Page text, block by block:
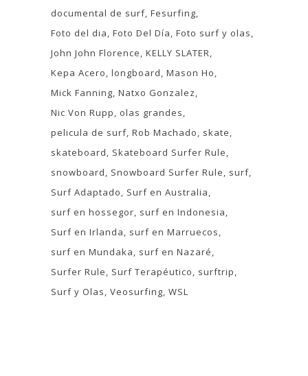
documental de surf Fesurfing
Foto del dia Foto Del Día Foto surf y olas
John John Florence KELLY SLATER
Kepa Acero longboard Mason Ho
Mick Fanning Natxo Gonzalez
Nic Von Rupp
olas grandes
pelicula de surf Rob Machado
skate
skateboard
Skateboard Surfer Rule
snowboard
Snowboard Surfer Rule
surf
Surf Adaptado
Surf en Australia
surf en hossegor surf en Indonesia
Surf en Irlanda
surf en Marruecos
surf en Mundaka
surf en Nazaré
Surfer Rule
Surf Terapéutico
surftrip
Surf y Olas Veosurfing WSL